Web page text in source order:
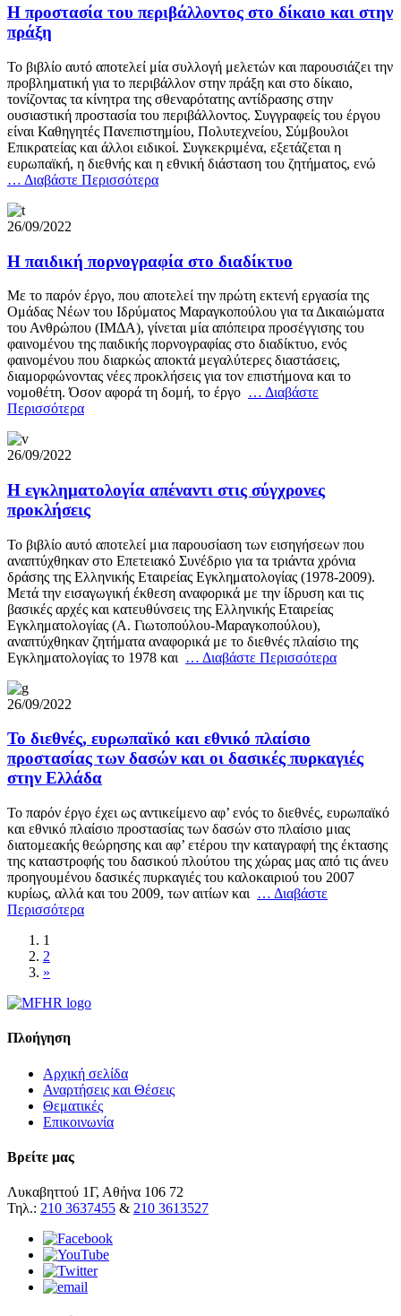
Η προστασία του περιβάλλοντος στο δίκαιο και στην
πράξη
Το βιβλίο αυτό αποτελεί μία συλλογή μελετών και παρουσιάζει την
προβληματική για το περιβάλλον στην πράξη και στο δίκαιο,
τονίζοντας τα κίνητρα της σθεναρότατης αντίδρασης στην
ουσιαστική προστασία του περιβάλλοντος. Συγγραφείς του έργου
είναι Καθηγητές Πανεπιστημίου, Πολυτεχνείου, Σύμβουλοι
Επικρατείας και άλλοι ειδικοί. Συγκεκριμένα, εξετάζεται η
ευρωπαϊκή, η διεθνής και η εθνική διάσταση του ζητήματος, ενώ
… Διαβάστε Περισσότερα
26/09/2022
Η παιδική πορνογραφία στο διαδίκτυο
Με το παρόν έργο, που αποτελεί την πρώτη εκτενή εργασία της
Ομάδας Νέων του Ιδρύματος Μαραγκοπούλου για τα Δικαιώματα
του Ανθρώπου (ΙΜΔΑ), γίνεται μία απόπειρα προσέγγισης του
φαινομένου της παιδικής πορνογραφίας στο διαδίκτυο, ενός
φαινομένου που διαρκώς αποκτά μεγαλύτερες διαστάσεις,
διαμορφώνοντας νέες προκλήσεις για τον επιστήμονα και το
νομοθέτη. Όσον αφορά τη δομή, το έργο … Διαβάστε
Περισσότερα
26/09/2022
Η εγκληματολογία απέναντι στις σύγχρονες
προκλήσεις
Το βιβλίο αυτό αποτελεί μια παρουσίαση των εισηγήσεων που
αναπτύχθηκαν στο Επετειακό Συνέδριο για τα τριάντα χρόνια
δράσης της Ελληνικής Εταιρείας Εγκληματολογίας (1978-2009).
Μετά την εισαγωγική έκθεση αναφορικά με την ίδρυση και τις
βασικές αρχές και κατευθύνσεις της Ελληνικής Εταιρείας
Εγκληματολογίας (Α. Γιωτοπούλου-Μαραγκοπούλου),
αναπτύχθηκαν ζητήματα αναφορικά με το διεθνές πλαίσιο της
Εγκληματολογίας το 1978 και … Διαβάστε Περισσότερα
26/09/2022
Το διεθνές, ευρωπαϊκό και εθνικό πλαίσιο
προστασίας των δασών και οι δασικές πυρκαγιές
στην Ελλάδα
Το παρόν έργο έχει ως αντικείμενο αφ’ ενός το διεθνές, ευρωπαϊκό
και εθνικό πλαίσιο προστασίας των δασών στο πλαίσιο μιας
διατομεακής θεώρησης και αφ’ ετέρου την καταγραφή της έκτασης
της καταστροφής του δασικού πλούτου της χώρας μας από τις άνευ
προηγουμένου δασικές πυρκαγιές του καλοκαιριού του 2007
κυρίως, αλλά και του 2009, των αιτίων και … Διαβάστε
Περισσότερα
1
2
»
Πλοήγηση
Αρχική σελίδα
Αναρτήσεις και Θέσεις
Θεματικές
Επικοινωνία
Βρείτε μας
Λυκαβηττού 1Γ, Αθήνα 106 72
Τηλ.: 210 3637455 & 210 3613527